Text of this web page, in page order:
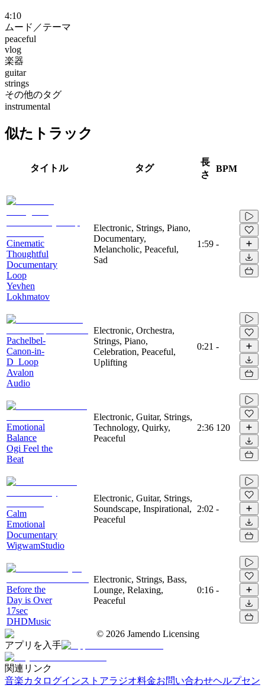
4:10
ムード／テーマ
peaceful
vlog
楽器
guitar
strings
その他のタグ
instrumental
似たトラック
タイトル タグ
長
さ
BPM
Cinematic
Thoughtful
Documentary
Loop
Yevhen
Lokhmatov
Electronic, Strings, Piano,
Documentary,
Melancholic, Peaceful,
Sad
1:59 -
Pachelbel-
Canon-in-
D_Loop
Avalon
Audio
Electronic, Orchestra,
Strings, Piano,
Celebration, Peaceful,
Uplifting
0:21 -
Emotional
Balance
Ogi Feel the
Beat
Electronic, Guitar, Strings,
Technology, Quirky,
Peaceful
2:36 120
Calm
Emotional
Documentary
WigwamStudio
Electronic, Guitar, Strings,
Soundscape, Inspirational,
Peaceful
2:02 -
Before the
Day is Over
17sec
DHDMusic
Electronic, Strings, Bass,
Lounge, Relaxing,
Peaceful
0:16 -
© 2026 Jamendo Licensing
アプリを入手
関連リンク
音楽カタログインストアラジオ料金お問い合わせヘルプセン